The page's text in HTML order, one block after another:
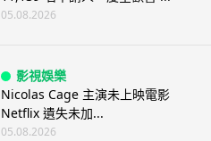
05.08.2026
影視娛樂
Nicolas Cage 主演未上映電影
Netflix 遺失未加...
05.08.2026